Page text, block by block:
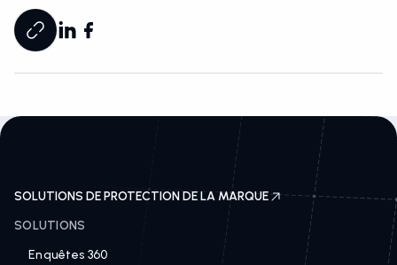
SOLUTIONS DE PROTECTION DE LA MARQUE
SOLUTIONS
Enquêtes 360